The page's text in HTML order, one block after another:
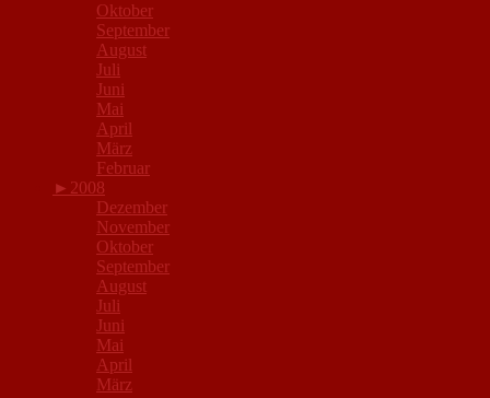
Oktober
September
August
Juli
Juni
Mai
April
März
Februar
► 2008
Dezember
November
Oktober
September
August
Juli
Juni
Mai
April
März